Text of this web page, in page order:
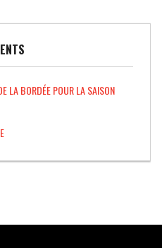
LA BORDÉE POUR LA SAISON